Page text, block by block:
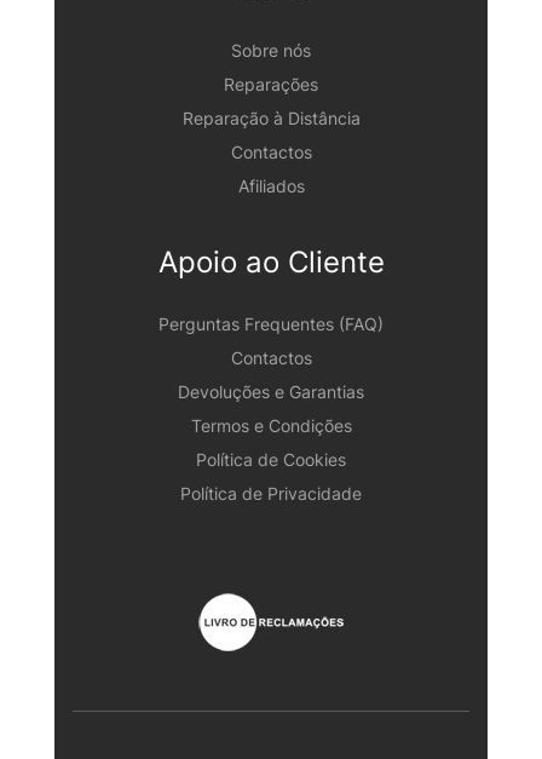
Sobre nós
Reparações
Reparação à Distância
Contactos
Afiliados
Apoio ao Cliente
Perguntas Frequentes (FAQ)
Contactos
Devoluções e Garantias
Termos e Condições
Política de Cookies
Política de Privacidade